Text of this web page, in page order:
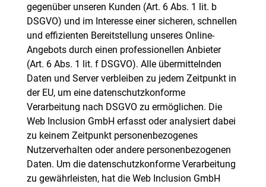
gegenüber unseren Kunden (Art. 6 Abs. 1 lit. b
DSGVO) und im Interesse einer sicheren, schnellen
und effizienten Bereitstellung unseres Online-
Angebots durch einen professionellen Anbieter
(Art. 6 Abs. 1 lit. f DSGVO). Alle übermittelnden
Daten und Server verbleiben zu jedem Zeitpunkt in
der EU, um eine datenschutzkonforme
Verarbeitung nach DSGVO zu ermöglichen. Die
Web Inclusion GmbH erfasst oder analysiert dabei
zu keinem Zeitpunkt personenbezogenes
Nutzerverhalten oder andere personenbezogenen
Daten. Um die datenschutzkonforme Verarbeitung
zu gewährleisten, hat die Web Inclusion GmbH